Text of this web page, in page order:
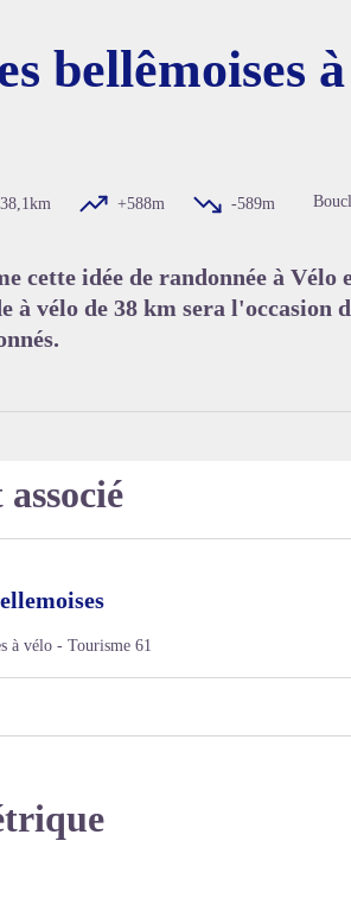
bellêmoises
38,1km +588m -589m
cette idée de randonnée à Vélo
à vélo de 38 km sera l'occasion
à vélo - Tourisme 61